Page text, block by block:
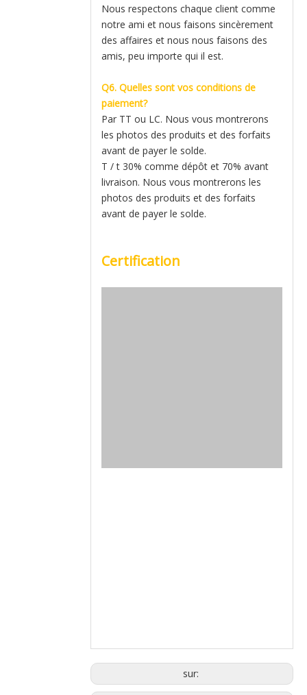
Nous respectons chaque client comme
notre ami et nous faisons sincèrement
des affaires et nous nous faisons des
amis, peu importe qui il est.
Q6. Quelles sont vos conditions de
paiement?
Par TT ou LC. Nous vous montrerons
les photos des produits et des forfaits
avant de payer le solde.
T / t 30% comme dépôt et 70% avant
livraison. Nous vous montrerons les
photos des produits et des forfaits
avant de payer le solde.
Certification
sur: